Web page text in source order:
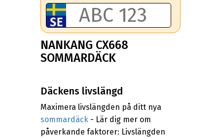
NANKANG CX668
SOMMARDÄCK
Däckens livslängd
Maximera livslängden på ditt nya
sommardäck - Lär dig mer om
påverkande faktorer: Livslängden